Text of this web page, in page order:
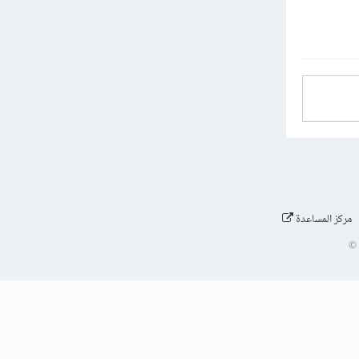
مركز المساعدة
©